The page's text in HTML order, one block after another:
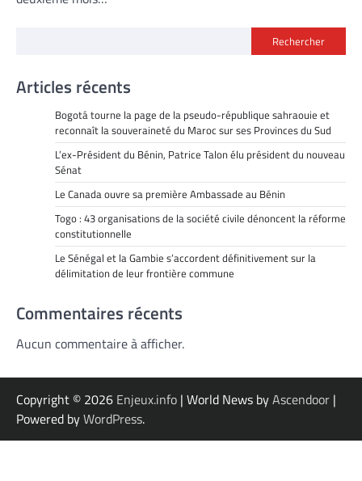
Rechercher
Articles récents
Bogotá tourne la page de la pseudo-république sahraouie et
reconnaît la souveraineté du Maroc sur ses Provinces du Sud
L’ex-Président du Bénin, Patrice Talon élu président du nouveau
Sénat
Le Canada ouvre sa première Ambassade au Bénin
Togo : 43 organisations de la société civile dénoncent la réforme
constitutionnelle
Le Sénégal et la Gambie s’accordent définitivement sur la
délimitation de leur frontière commune
Commentaires récents
Aucun commentaire à afficher.
Copyright © 2026 Enjeux.info | World News byAscendoor |
Powered byWordPress.